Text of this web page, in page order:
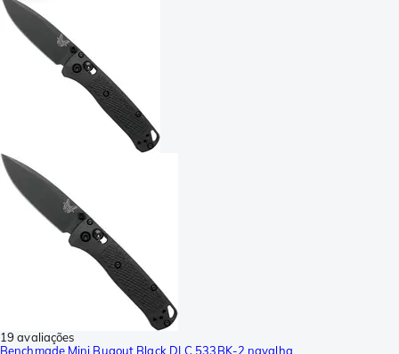
19 avaliações
Benchmade Mini Bugout Black DLC 533BK-2 navalha